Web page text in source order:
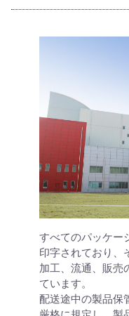
すべてのパッケー
印字されており、
加工、流通、販売
ています。
配送途中の製品保